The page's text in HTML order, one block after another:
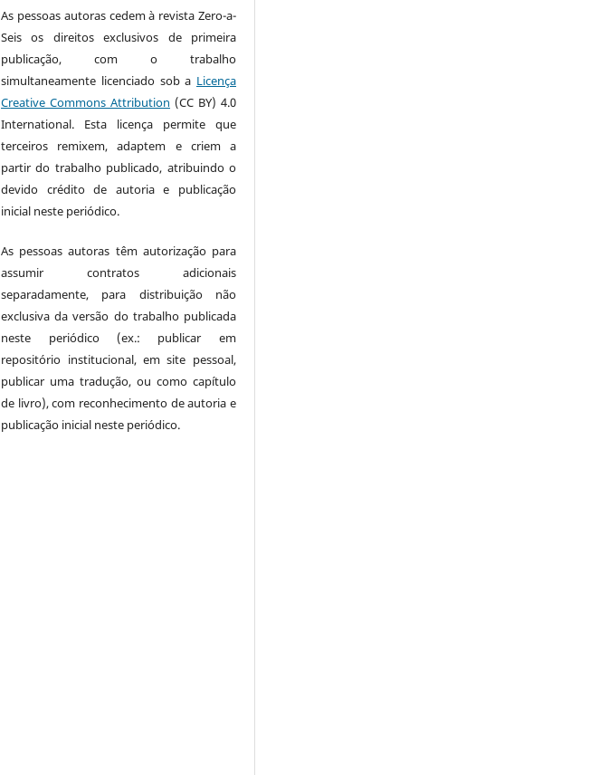
As pessoas autoras cedem à revista Zero-a-
Seis os direitos exclusivos de primeira
publicação, com o trabalho
simultaneamente licenciado sob a Licença
Creative Commons Attribution (CC BY) 4.0
International. Esta licença permite que
terceiros remixem, adaptem e criem a
partir do trabalho publicado, atribuindo o
devido crédito de autoria e publicação
inicial neste periódico.
As pessoas autoras têm autorização para
assumir contratos adicionais
separadamente, para distribuição não
exclusiva da versão do trabalho publicada
neste periódico (ex.: publicar em
repositório institucional, em site pessoal,
publicar uma tradução, ou como capítulo
de livro), com reconhecimento de autoria e
publicação inicial neste periódico.